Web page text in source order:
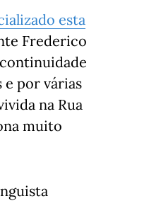
esta
Frederico
e por várias
na Rua
muito